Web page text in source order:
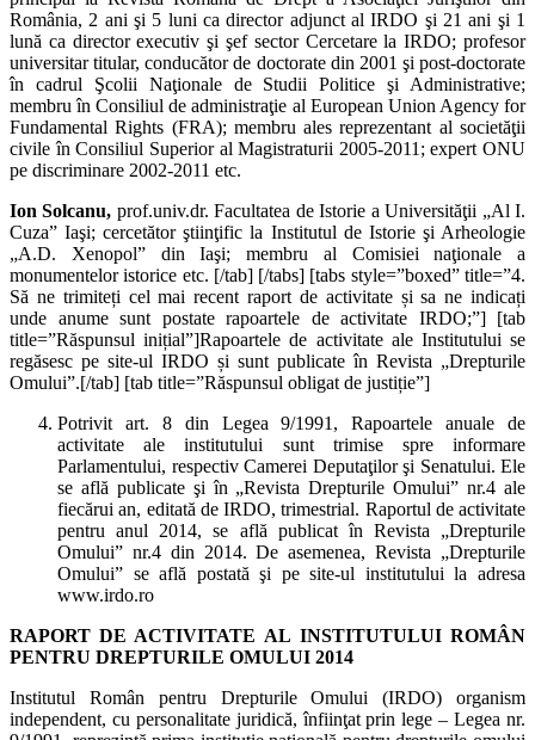
România, 2 ani şi 5 luni ca director adjunct al IRDO şi 21 ani şi 1
lună ca director executiv şi şef sector Cercetare la IRDO; profesor
universitar titular, conducător de doctorate din 2001 şi post-doctorate
în cadrul Şcolii Naţionale de Studii Politice şi Administrative;
membru în Consiliul de administraţie al European Union Agency for
Fundamental Rights (FRA); membru ales reprezentant al societăţii
civile în Consiliul Superior al Magistraturii 2005-2011; expert ONU
pe discriminare 2002-2011 etc.
Ion Solcanu, prof.univ.dr. Facultatea de Istorie a Universităţii „Al I.
Cuza” Iaşi; cercetător ştiinţific la Institutul de Istorie şi Arheologie
„A.D. Xenopol” din Iaşi; membru al Comisiei naţionale a
monumentelor istorice etc. [/tab] [/tabs] [tabs style=”boxed” title=”4.
Să ne trimiteți cel mai recent raport de activitate și sa ne indicați
unde anume sunt postate rapoartele de activitate IRDO;”] [tab
title=”Răspunsul inițial”]Rapoartele de activitate ale Institutului se
regăsesc pe site-ul IRDO și sunt publicate în Revista „Drepturile
Omului”.[/tab] [tab title=”Răspunsul obligat de justiție”]
Potrivit art. 8 din Legea 9/1991, Rapoartele anuale de
activitate ale institutului sunt trimise spre informare
Parlamentului, respectiv Camerei Deputaţilor şi Senatului. Ele
se află publicate şi în „Revista Drepturile Omului” nr.4 ale
fiecărui an, editată de IRDO, trimestrial. Raportul de activitate
pentru anul 2014, se află publicat în Revista „Drepturile
Omului” nr.4 din 2014. De asemenea, Revista „Drepturile
Omului” se află postată şi pe site-ul institutului la adresa
www.irdo.ro
RAPORT DE ACTIVITATE AL INSTITUTULUI ROMÂN
PENTRU DREPTURILE OMULUI 2014
Institutul Român pentru Drepturile Omului (IRDO) organism
independent, cu personalitate juridică, înfiinţat prin lege – Legea nr.